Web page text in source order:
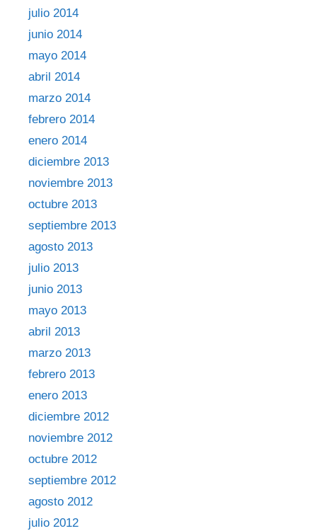
julio 2014
junio 2014
mayo 2014
abril 2014
marzo 2014
febrero 2014
enero 2014
diciembre 2013
noviembre 2013
octubre 2013
septiembre 2013
agosto 2013
julio 2013
junio 2013
mayo 2013
abril 2013
marzo 2013
febrero 2013
enero 2013
diciembre 2012
noviembre 2012
octubre 2012
septiembre 2012
agosto 2012
julio 2012